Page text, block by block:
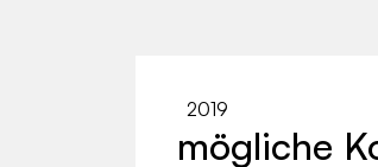
2019
mögliche